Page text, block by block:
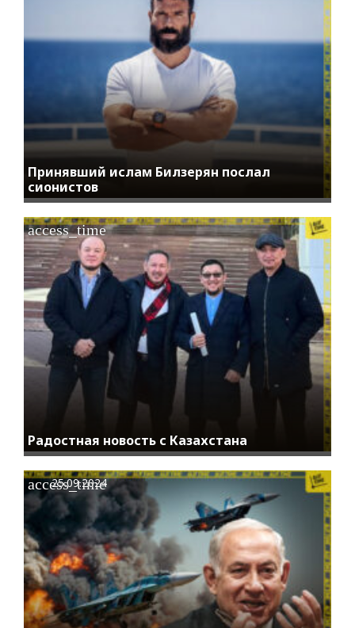
Принявший ислам Билзерян послал
сионистов
Радостная новость с Казахстана
access_time
access_time
25.09.2024